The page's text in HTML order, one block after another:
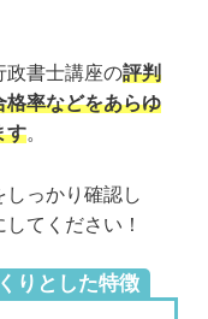
政書士講座の評判
格率などをあらゆ
す。
しっかり確認し
てください！
りとした特徴